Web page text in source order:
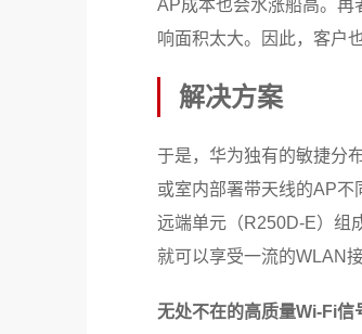
AP成本也会水涨船高。再
响面积太大。因此，客户
解决方案
于是，华为独有的敏捷分
或室内部署带天线的AP
远端单元（R250D-E）组
就可以享受一流的WLAN
无处不在的高质量Wi-Fi信